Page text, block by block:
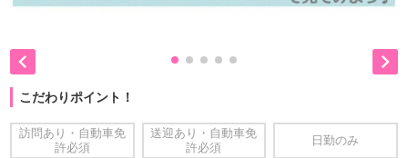
 
こだわりポイント！
訪問あり・自動車免
許必須
送迎あり・自動車免
許必須
日勤のみ